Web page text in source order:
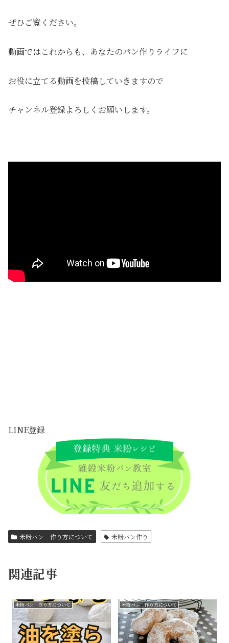
ぜひご覧ください。
動画ではこれからも、あなたのパン作りライフに
お役に立てる動画を投稿していきますので
チャンネル登録よろしくお願いします。
LINE登録
米粉パン 作り方について 米粉パン作り
関連記事
米粉パン 作り方について 米粉パン 作り方について